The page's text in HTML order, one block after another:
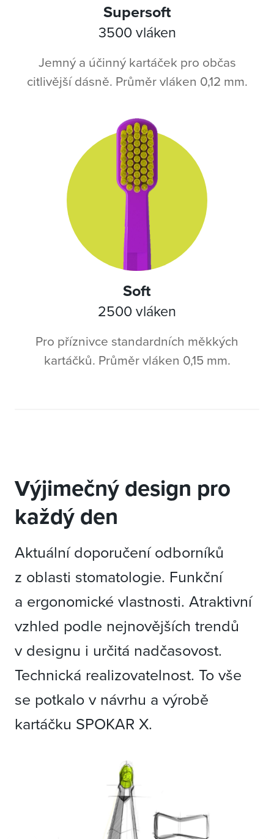
Supersoft
3500 vláken
Jemný a účinný kartáček pro občas
citlivější dásně. Průměr vláken 0,12 mm.
Soft
2500 vláken
Pro příznivce standardních měkkých
kartáčků. Průměr vláken 0,15 mm.
Výjimečný design pro
každý den
Aktuální doporučení odborníků
z oblasti stomatologie. Funkční
a ergonomické vlastnosti. Atraktivní
vzhled podle nejnovějších trendů
v designu i určitá nadčasovost.
Technická realizovatelnost. To vše
se potkalo v návrhu a výrobě
kartáčku SPOKAR X.